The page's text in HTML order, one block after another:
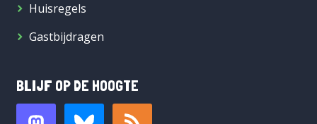
Huisregels
Gastbijdragen
BLIJF OP DE HOOGTE